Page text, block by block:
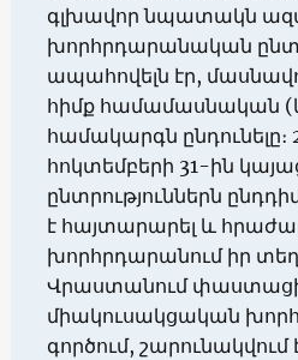
գլխավոր նպատակն
խորհրդարանական
ապահովելն էր,
հիմք համամասնական
համակարգն ընդունելը։
հոկտեմբերի 31-ին
ընտրություններն
է հայտարարել և
խորհրդարանում իր
Վրաստանում
միակուսակցական
գործում, շարունակվում